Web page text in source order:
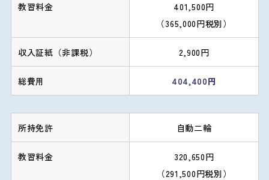
401,500円
（365,000円税別）
2,900円
404,400円
自動二輪
320,650円
（291,500円税別）